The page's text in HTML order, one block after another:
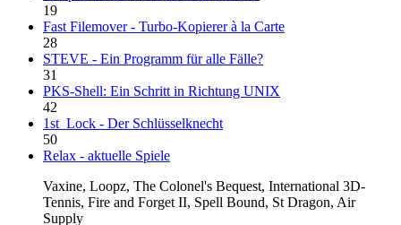
19
Fast Filemover - Turbo-Kopierer à la Carte
28
STEVE - Ein Programm für alle Fälle?
31
PKS-Shell: Ein Schritt in Richtung UNIX
42
1st_Lock - Der Schlüsselknecht
50
Relax - aktuelle Spiele
Vaxine, Loopz, The Colonel's Bequest, International 3D-
Tennis, Fire and Forget II, Spell Bound, St Dragon, Air
Supply